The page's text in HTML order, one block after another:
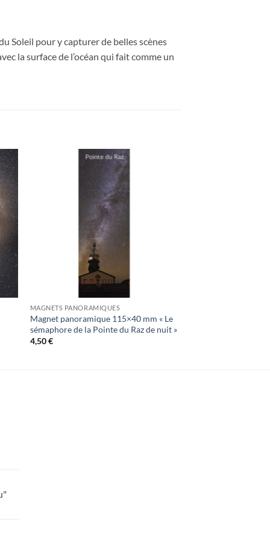
Soleil pour y capturer de belles scènes
la surface de l’océan qui fait comme un
MAGNETS PANORAMIQUES
Magnet panoramique 115×40 mm « Le
sémaphore de la Pointe du Raz de nuit »
4,50€
:
€